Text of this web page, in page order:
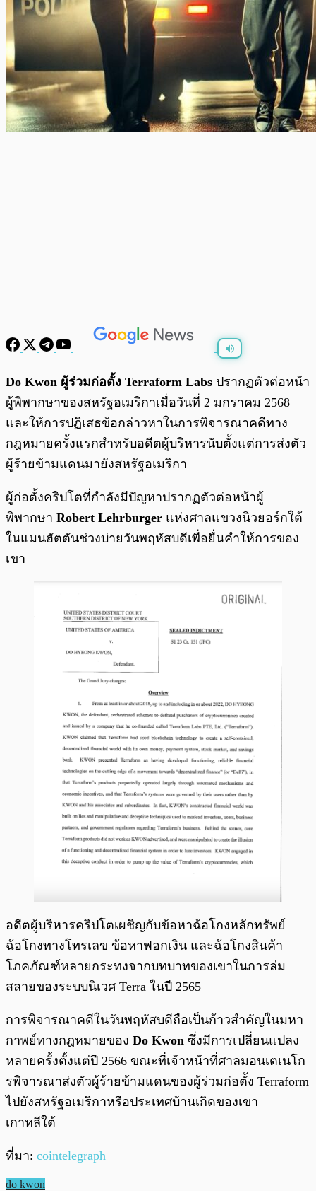
พร้อมเล่น / 0:00
Do Kwon ผู้ร่วมก่อตั้ง Terraform Labs ปรากฏตัวต่อหน้า
ผู้พิพากษาของสหรัฐอเมริกาเมื่อวันที่ 2 มกราคม 2568
และให้การปฏิเสธข้อกล่าวหาในการพิจารณาคดีทาง
กฎหมายครั้งแรกสำหรับอดีตผู้บริหารนับตั้งแต่การส่งตัว
ผู้ร้ายข้ามแดนมายังสหรัฐอเมริกา
ผู้ก่อตั้งคริปโตที่กำลังมีปัญหาปรากฏตัวต่อหน้าผู้
พิพากษา Robert Lehrburger แห่งศาลแขวงนิวยอร์กใต้
ในแมนฮัตตันช่วงบ่ายวันพฤหัสบดีเพื่อยื่นคำให้การของ
เขา
อดีตผู้บริหารคริปโตเผชิญกับข้อหาฉ้อโกงหลักทรัพย์
ฉ้อโกงทางโทรเลข ข้อหาฟอกเงิน และฉ้อโกงสินค้า
โภคภัณฑ์หลายกระทงจากบทบาทของเขาในการล่ม
สลายของระบบนิเวศ Terra ในปี 2565
การพิจารณาคดีในวันพฤหัสบดีถือเป็นก้าวสำคัญในมหา
กาพย์ทางกฎหมายของ Do Kwon ซึ่งมีการเปลี่ยนแปลง
หลายครั้งตั้งแต่ปี 2566 ขณะที่เจ้าหน้าที่ศาลมอนเตเนโก
รพิจารณาส่งตัวผู้ร้ายข้ามแดนของผู้ร่วมก่อตั้ง Terraform
ไปยังสหรัฐอเมริกาหรือประเทศบ้านเกิดของเขา
เกาหลีใต้
ที่มา: cointelegraph
do kwon